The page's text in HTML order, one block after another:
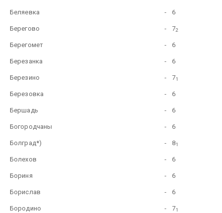
Беляевка - 6
Берегово - 72
Берегомет - 6
Березанка - 6
Березино - 71
Березовка - 6
Бершадь - 6
Богородчаны - 6
Болград*) - 81
Болехов - 6
Бориня - 6
Борислав - 6
Бородино - 71